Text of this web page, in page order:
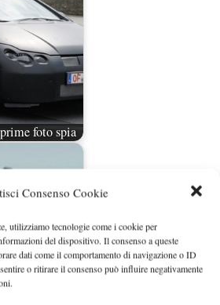
Consenso Cookie
utilizziamo tecnologie come i cookie per
del dispositivo. Il consenso a queste
dati come il comportamento di navigazione o ID
o ritirare il consenso può influire negativamente
foto spia